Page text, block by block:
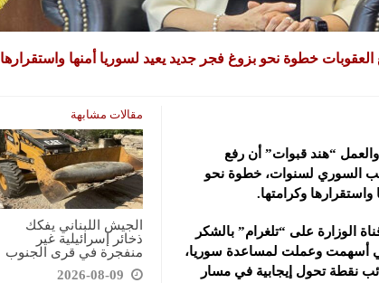
خطوة نحو بزوغ فجر جديد يعيد لسوريا أمنها واستقرارها
مقالات مشابهة
الجيش اللبناني يفكك
ذخائر إسرائيلية غير
منفجرة في قرى الجنوب
2026-08-09
“هند قبوات” أن رفع
السوري لسنوات، خطوة نحو
وكرامتها.
الوزارة على “تلغرام” بالشكر
أسهمت وعملت لمساعدة سوريا،
نقطة تحول إيجابية في مسار